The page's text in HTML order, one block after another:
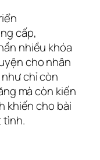
cấp,
nhiều khóa
cho nhân
chỉ còn
mà còn kiến
khiến cho bài
tình.